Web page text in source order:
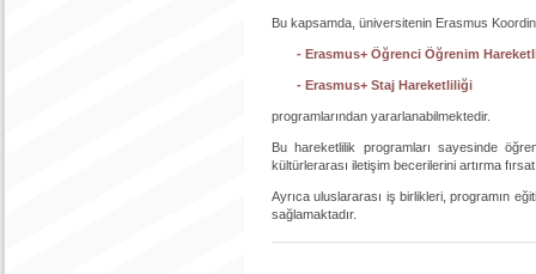
Bu kapsamda, üniversitenin Erasmus
- Erasmus+ Öğrenci Öğrenim
- Erasmus+ Staj Hareketliliği
programlarından yararlanabilmektedir.
Bu hareketlilik programları sayesinde
kültürlerarası iletişim becerilerini artırma
Ayrıca uluslararası iş birlikleri, programın
sağlamaktadır.